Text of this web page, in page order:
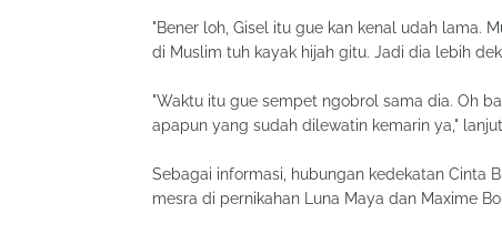
"Bener loh, Gisel itu gue kan kenal udah lama.
di Muslim tuh kayak hijah gitu. Jadi dia lebih
"Waktu itu gue sempet ngobrol sama dia. Oh
apapun yang sudah dilewatin kemarin ya,"
Sebagai informasi, hubungan kedekatan Cinta
mesra di pernikahan Luna Maya dan Maxime